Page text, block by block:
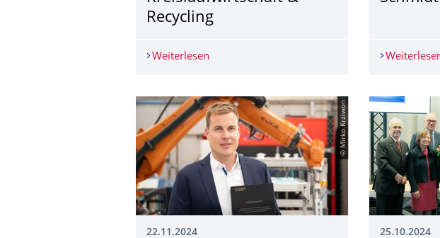
Recycling
Weiterlesen JEC COMPOSITES INNOVATION AWARDS
© Mirko Krziwon
22.11.2024 25.10.2024